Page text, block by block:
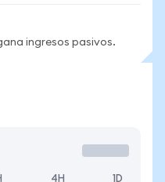
ingresos pasivos.
4H 1D